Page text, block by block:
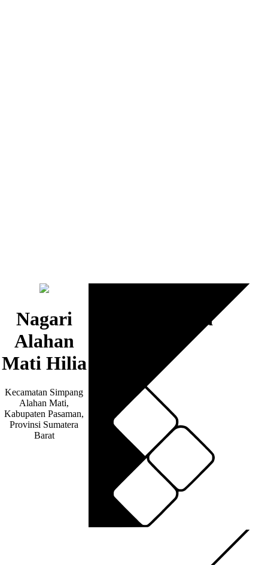
Nagari
Alahan
Mati Hilia
Kecamatan Simpang
Alahan Mati,
Kabupaten Pasaman,
Provinsi Sumatera
Barat
Artikel / Berita